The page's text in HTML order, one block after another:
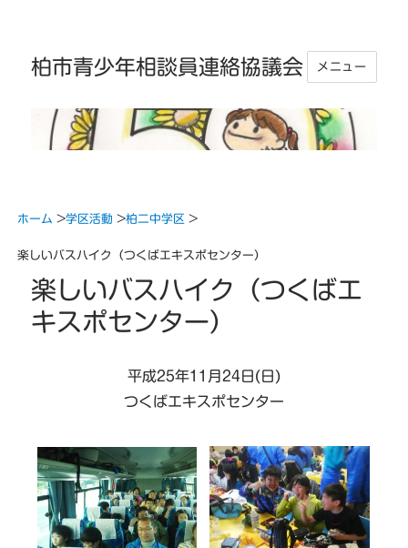
柏市青少年相談員連絡協議会 メニュー
ホーム >学区活動 >柏二中学区 >
楽しいバスハイク（つくばエキスポセンター）
楽しいバスハイク（つくばエ
キスポセンター）
平成25年11月24日(日)
つくばエキスポセンター